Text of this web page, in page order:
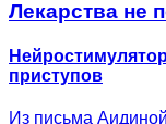
Лекарства не
приступов
Из письма